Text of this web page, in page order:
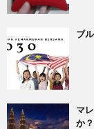
ブ
マ
か？